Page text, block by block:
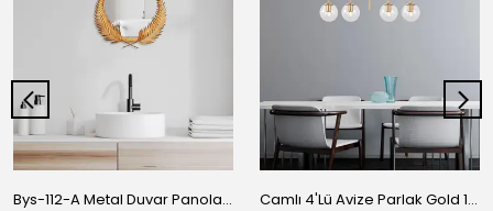
Bys-112-A Metal Duvar Panoları Bys-110-40-A Camlı 4'Lü Avize Parlak Gold 10785